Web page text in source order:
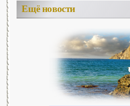
Ещё новости